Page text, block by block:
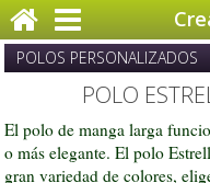
POLOS PERSONALIZADOS
POLO
El polo de manga larga
o más elegante. El polo
gran variedad de colores, e